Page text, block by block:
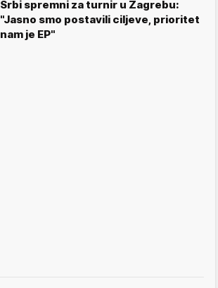
Srbi spremni za turnir u Zagrebu:
"Jasno smo postavili ciljeve, prioritet
nam je EP"